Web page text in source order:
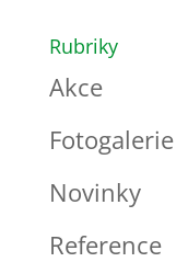
Rubriky
Akce
Fotogalerie
Novinky
Reference